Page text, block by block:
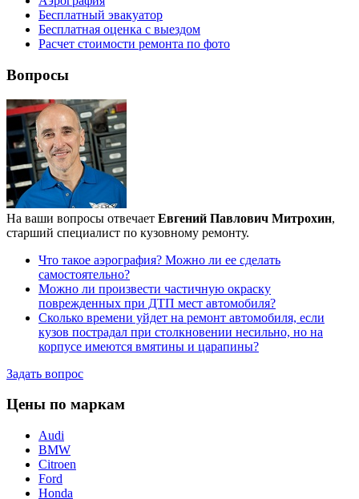
Бесплатный эвакуатор
Бесплатная оценка с выездом
Расчет стоимости ремонта по фото
Вопросы
На ваши вопросы отвечает Евгений Павлович Митрохин,
старший специалист по кузовному ремонту.
Что такое аэрография? Можно ли ее сделать
самостоятельно?
Можно ли произвести частичную окраску
поврежденных при ДТП мест автомобиля?
Сколько времени уйдет на ремонт автомобиля, если
кузов пострадал при столкновении несильно, но на
корпусе имеются вмятины и царапины?
Задать вопрос
Цены по маркам
Audi
BMW
Citroen
Ford
Honda